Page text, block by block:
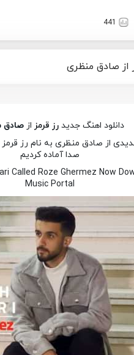
441
از صادق منظری
دانلود اهنگ جدیدرز قرمز ازصادق
از صادق منظری به نام رز قرمز
صدا آماده کردیم
Called Roze Ghermez Now
Music Portal